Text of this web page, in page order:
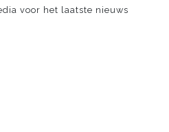
voor het laatste nieuws